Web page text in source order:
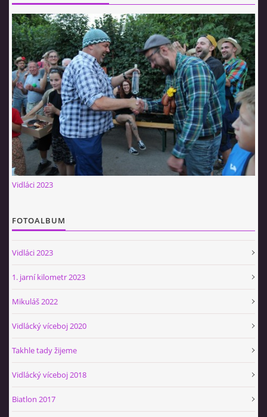
FOTOALBUM
CESTA KOLEM SVĚTA 2014 - VIDEO
VIDLÁCKÝ VÍCEBOJ 2023
CENÍK
Vidláci 2023
FOTOALBUM
Vidláci 2023
1. jarní kilometr 2023
Mikuláš 2022
Vidlácký víceboj 2020
Takhle tady žijeme
Vidlácký víceboj 2018
Biatlon 2017